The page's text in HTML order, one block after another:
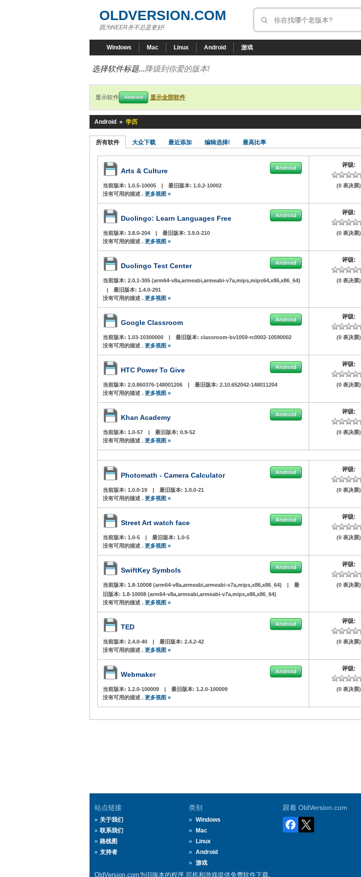
OLDVERSION.COM
因为NEER并不总是更好!
Windows Mac Linux Android 游戏
选择软件标题...降级到你爱的版本!
显示软件 Android 显示全部软件
Android » 学历
所有软件 大众下载 最近添加 编辑选择! 最高比率
Arts & Culture Android
当前版本: 1.0.5-10005 | 最旧版本: 1.0.2-10002
没有可用的描述 . 更多视图 »
评级:
(0 表决票)
Duolingo: Learn Languages Free Android
当前版本: 3.8.0-204 | 最旧版本: 3.9.0-210
没有可用的描述 . 更多视图 »
评级:
(0 表决票)
Duolingo Test Center Android
当前版本: 2.0.1-305 (arm64-v8a,armeabi,armeabi-v7a,mips,mips64,x86,x86_64)
|
最旧版本: 1.4.0-291
没有可用的描述 . 更多视图 »
评级:
(0 表决票)
Google Classroom Android
当前版本: 1.03-10300000 | 最旧版本: classroom-bv1059-rc0002-10590002
没有可用的描述 . 更多视图 »
评级:
(0 表决票)
HTC Power To Give Android
当前版本: 2.0.860376-148001206 | 最旧版本: 2.10.652042-148011204
没有可用的描述 . 更多视图 »
评级:
(0 表决票)
Khan Academy Android
当前版本: 1.0-57 | 最旧版本: 0.9-52
没有可用的描述 . 更多视图 »
评级:
(0 表决票)
Photomath - Camera Calculator Android
当前版本: 1.0.0-19 | 最旧版本: 1.0.0-21
没有可用的描述 . 更多视图 »
评级:
(0 表决票)
Street Art watch face Android
当前版本: 1.0-5 | 最旧版本: 1.0-5
没有可用的描述 . 更多视图 »
评级:
(0 表决票)
SwiftKey Symbols Android
当前版本: 1.8-10008 (arm64-v8a,armeabi,armeabi-v7a,mips,x86,x86_64) |
最
旧版本: 1.8-10008 (arm64-v8a,armeabi,armeabi-v7a,mips,x86,x86_64)
没有可用的描述 . 更多视图 »
评级:
(0 表决票)
TED Android
当前版本: 2.4.0-40 | 最旧版本: 2.4.2-42
没有可用的描述 . 更多视图 »
评级:
(0 表决票)
Webmaker Android
当前版本: 1.2.0-100009 | 最旧版本: 1.2.0-100009
没有可用的描述 . 更多视图 »
评级:
(0 表决票)
站点链接
关于我们
联系我们
路线图
支持者
类别
Windows
Mac
Linux
Android
游戏
跟着 OldVersion.com
OldVersion.com为旧版本的程序,司机和游戏提供免费软件下载.